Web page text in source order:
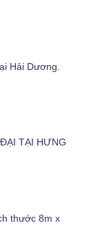
Hải Dương.
TẠI HƯNG
thước 8m x